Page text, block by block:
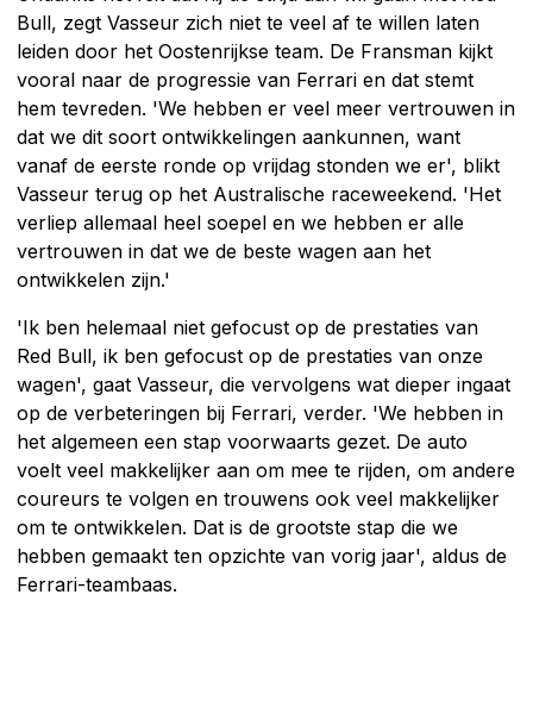
Bull, zegt Vasseur zich niet te veel af te willen laten
leiden door het Oostenrijkse team. De Fransman kijkt
vooral naar de progressie van Ferrari en dat stemt
hem tevreden. 'We hebben er veel meer vertrouwen in
dat we dit soort ontwikkelingen aankunnen, want
vanaf de eerste ronde op vrijdag stonden we er', blikt
Vasseur terug op het Australische raceweekend. 'Het
verliep allemaal heel soepel en we hebben er alle
vertrouwen in dat we de beste wagen aan het
ontwikkelen zijn.'
'Ik ben helemaal niet gefocust op de prestaties van
Red Bull, ik ben gefocust op de prestaties van onze
wagen', gaat Vasseur, die vervolgens wat dieper ingaat
op de verbeteringen bij Ferrari, verder. 'We hebben in
het algemeen een stap voorwaarts gezet. De auto
voelt veel makkelijker aan om mee te rijden, om andere
coureurs te volgen en trouwens ook veel makkelijker
om te ontwikkelen. Dat is de grootste stap die we
hebben gemaakt ten opzichte van vorig jaar', aldus de
Ferrari-teambaas.